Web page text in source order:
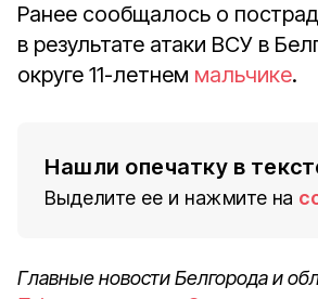
Ранее сообщалось о
в результате атаки ВСУ в
округе 11-летнем мальчике.
Нашли опечатку в
Выделите ее и нажмите на
Главные новости Белгорода и